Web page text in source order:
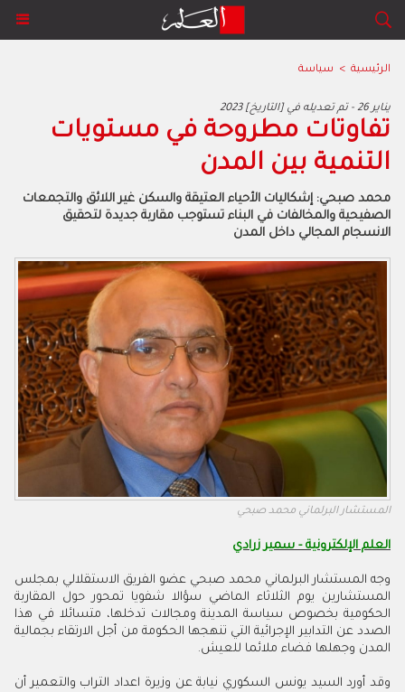
الرئيسية > سياسة
2023 يناير 26 - تم تعديله في [التاريخ]
تفاوتات مطروحة في مستويات
التنمية بين المدن
محمد صبحي: إشكاليات الأحياء العتيقة والسكن غير اللائق والتجمعات
الصفيحية والمخالفات في البناء تستوجب مقاربة جديدة لتحقيق
الانسجام المجالي داخل المدن
المستشار البرلماني محمد صبحي
العلم الإلكترونية - سمير زرادي
وجه المستشار البرلماني محمد صبحي عضو الفريق الاستقلالي بمجلس
المستشارين يوم الثلاثاء الماضي سؤالا شفويا تمحور حول المقاربة
الحكومية بخصوص سياسة المدينة ومجالات تدخلها، متسائلا في هذا
الصدد عن التدابير الإجرائية التي تنهجها الحكومة من أجل الارتقاء بجمالية
المدن وجهلها فضاء ملائما للعيش.
وقد أورد السيد يونس السكوري نيابة عن وزيرة اعداد التراب والتعمير أن